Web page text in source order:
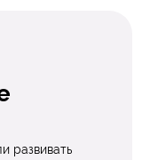
развивать